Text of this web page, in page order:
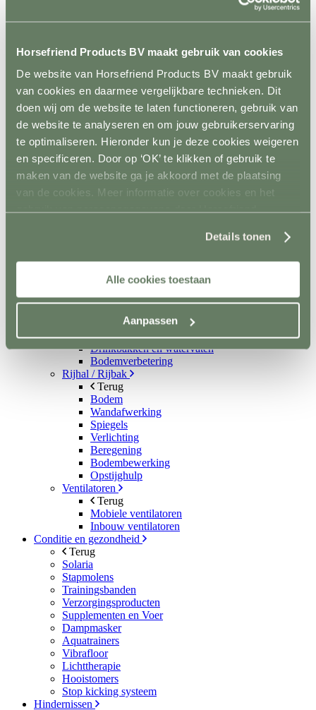
Horsefriend Products BV maakt gebruik van cookies
De website van Horsefriend Products BV maakt gebruik
van cookies en daarmee vergelijkbare technieken. Dit
doen wij om de website te laten functioneren, gebruik van
de website te analyseren en om jouw gebruikerservaring
te optimaliseren. Hieronder kun je deze cookies weigeren
en specificeren. Door op ‘OK’ te klikken of gebruik te
maken van de website ga je akkoord met de plaatsing
van de cookies. Meer informatie over cookies en het
gebruik van persoonsgegevens door Horsefriend
Details tonen
Alle cookies toestaan
Aanpassen
Emmers en bakken
Ophangsysteem
Trailer
Terug
Wandbescherming
Vloer
Sloten en accessoires
Voerkamer
Terug
Voerkarren
Voeropslag
Hooistomers
Biologische bestrijding
Weide en Paddock
Terug
Metalen poorten
Ruiven
Drinkbakken en watervaten
Bodemverbetering
Rijhal / Rijbak
Terug
Bodem
Wandafwerking
Spiegels
Verlichting
Beregening
Bodembewerking
Opstijghulp
Ventilatoren
Terug
Mobiele ventilatoren
Inbouw ventilatoren
Conditie en gezondheid
Terug
Solaria
Stapmolens
Trainingsbanden
Verzorgingsproducten
Supplementen en Voer
Dampmasker
Aquatrainers
Vibrafloor
Lichttherapie
Hooistomers
Stop kicking systeem
Hindernissen